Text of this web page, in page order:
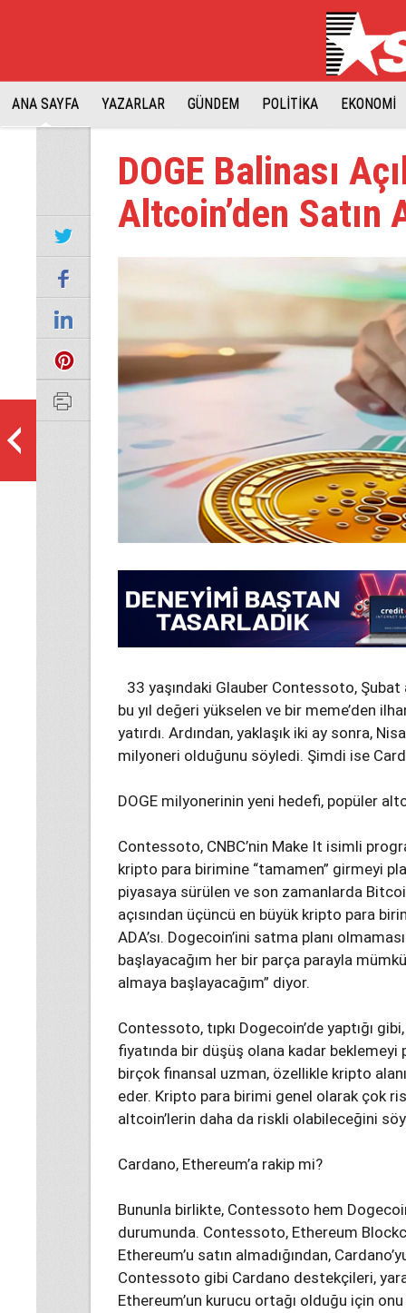
ANA SAYFA YAZARLAR GÜNDEM POLİTİKA EKONOMİ
DOGE Balinası
Altcoin’den Satın
33 yaşındaki Glauber Contessoto,
bu yıl değeri yükselen ve bir meme’den
yatırdı. Ardından, yaklaşık iki ay sonra,
milyoneri olduğunu söyledi. Şimdi ise
DOGE milyonerinin yeni hedefi, popüler
Contessoto, CNBC’nin Make It isimli
kripto para birimine “tamamen” girmeyi
piyasaya sürülen ve son zamanlarda
açısından üçüncü en büyük kripto para
ADA’sı. Dogecoin’ini satma planı
başlayacağım her bir parça parayla
almaya başlayacağım” diyor.
Contessoto, tıpkı Dogecoin’de yaptığı
fiyatında bir düşüş olana kadar beklemeyi
birçok finansal uzman, özellikle kripto
eder. Kripto para birimi genel olarak çok
altcoin’lerin daha da riskli olabileceğini
Cardano, Ethereum’a rakip mi?
Bununla birlikte, Contessoto hem
durumunda. Contessoto, Ethereum
Ethereum’u satın almadığından,
Contessoto gibi Cardano destekçileri,
Ethereum’un kurucu ortağı olduğu için